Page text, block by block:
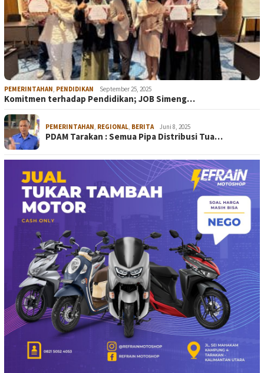
PEMERINTAHAN, PENDIDIKAN September 25, 2025
Komitmen terhadap Pendidikan; JOB Simeng…
PEMERINTAHAN, REGIONAL, BERITA Juni 8, 2025
PDAM Tarakan : Semua Pipa Distribusi Tua…